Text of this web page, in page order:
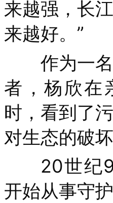
来越强，长
来越好。”
作为一
者，杨欣在
时，看到了
对生态的破坏
20世纪
开始从事守